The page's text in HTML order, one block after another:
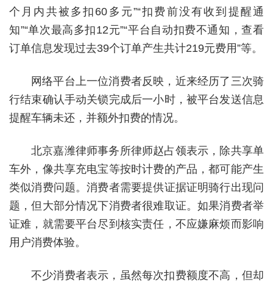
个月内共被多扣60多元”“扣费前没有收到提醒通
知”“单次最高多扣12元”“平台自动扣费不通知，查看
订单信息发现过去39个订单产生共计219元费用”等。
网络平台上一位消费者反映，近来经历了三次骑
行结束确认手动关锁完成后一小时，被平台发送信息
提醒车辆未还，并额外扣费的情况。
北京嘉潍律师事务所律师赵占领表示，除共享单
车外，像共享充电宝等按时计费的产品，都可能产生
类似消费问题。消费者需要提供证据证明骑行出现问
题，但大部分情况下消费者很难取证。如果消费者举
证难，就需要平台尽到核实责任，不应嫌麻烦而影响
用户消费体验。
不少消费者表示，虽然每次扣费额度不高，但却